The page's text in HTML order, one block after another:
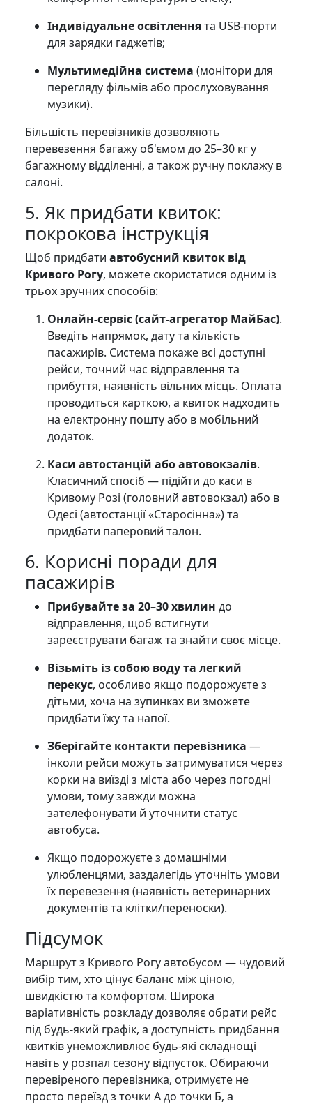
Індивідуальне освітленнята USB-порти
для зарядки гаджетів;
Мультимедійна система (монітори для
перегляду фільмів або прослуховування
музики).
Більшість перевізників дозволяють
перевезення багажу об'ємом до 25–30 кг у
багажному відділенні, а також ручну поклажу в
салоні.
5. Як придбати квиток:
покрокова інструкція
Щоб придбати автобусний квиток від
Кривого Рогу, можете скористатися одним із
трьох зручних способів:
Онлайн-сервіс (сайт-агрегатор МайБас).
Введіть напрямок, дату та кількість
пасажирів. Система покаже всі доступні
рейси, точний час відправлення та
прибуття, наявність вільних місць. Оплата
проводиться карткою, а квиток надходить
на електронну пошту або в мобільний
додаток.
Каси автостанцій або автовокзалів.
Класичний спосіб — підійти до каси в
Кривому Розі (головний автовокзал) або в
Одесі (автостанції «Старосінна») та
придбати паперовий талон.
6. Корисні поради для
пасажирів
Прибувайте за 20–30 хвилин до
відправлення, щоб встигнути
зареєструвати багаж та знайти своє місце.
Візьміть із собою воду та легкий
перекус, особливо якщо подорожуєте з
дітьми, хоча на зупинках ви зможете
придбати їжу та напої.
Зберігайте контакти перевізника —
інколи рейси можуть затримуватися через
корки на виїзді з міста або через погодні
умови, тому завжди можна
зателефонувати й уточнити статус
автобуса.
Якщо подорожуєте з домашніми
улюбленцями, заздалегідь уточніть умови
їх перевезення (наявність ветеринарних
документів та клітки/переноски).
Підсумок
Маршрут з Кривого Рогу автобусом — чудовий
вибір тим, хто цінує баланс між ціною,
швидкістю та комфортом. Широка
варіативність розкладу дозволяє обрати рейс
під будь-який графік, а доступність придбання
квитків унеможливлює будь-які складнощі
навіть у розпал сезону відпусток. Обираючи
перевіреного перевізника, отримуєте не
просто переїзд з точки А до точки Б, а